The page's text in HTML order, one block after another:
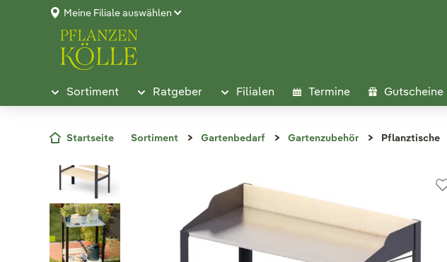
Meine Filiale auswählen
Sortiment Ratgeber Filialen Termine Gutscheine
Startseite Sortiment Gartenbedarf Gartenzubehör Pflanztische